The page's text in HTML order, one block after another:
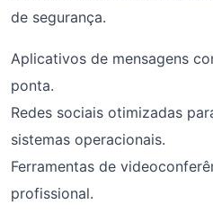
de segurança.
Aplicativos de mensagens
ponta.
Redes sociais otimizadas
sistemas operacionais.
Ferramentas de
profissional.